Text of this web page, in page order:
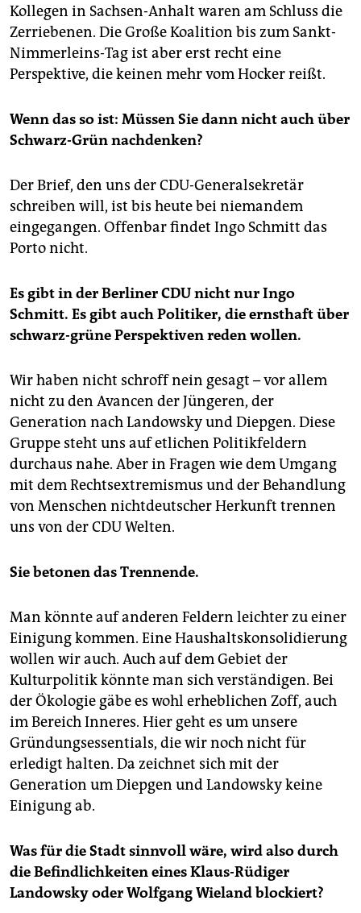
Kollegen in Sachsen-Anhalt waren am Schluss die
Zerriebenen. Die Große Koalition bis zum Sankt-
Nimmerleins-Tag ist aber erst recht eine
Perspektive, die keinen mehr vom Hocker reißt.
Wenn das so ist: Müssen Sie dann nicht auch über
Schwarz-Grün nachdenken?
Der Brief, den uns der CDU-Generalsekretär
schreiben will, ist bis heute bei niemandem
eingegangen. Offenbar findet Ingo Schmitt das
Porto nicht.
Es gibt in der Berliner CDU nicht nur Ingo
Schmitt. Es gibt auch Politiker, die ernsthaft über
schwarz-grüne Perspektiven reden wollen.
Wir haben nicht schroff nein gesagt – vor allem
nicht zu den Avancen der Jüngeren, der
Generation nach Landowsky und Diepgen. Diese
Gruppe steht uns auf etlichen Politikfeldern
durchaus nahe. Aber in Fragen wie dem Umgang
mit dem Rechtsextremismus und der Behandlung
von Menschen nichtdeutscher Herkunft trennen
uns von der CDU Welten.
Sie betonen das Trennende.
Man könnte auf anderen Feldern leichter zu einer
Einigung kommen. Eine Haushaltskonsolidierung
wollen wir auch. Auch auf dem Gebiet der
Kulturpolitik könnte man sich verständigen. Bei
der Ökologie gäbe es wohl erheblichen Zoff, auch
im Bereich Inneres. Hier geht es um unsere
Gründungsessentials, die wir noch nicht für
erledigt halten. Da zeichnet sich mit der
Generation um Diepgen und Landowsky keine
Einigung ab.
Was für die Stadt sinnvoll wäre, wird also durch
die Befindlichkeiten eines Klaus-Rüdiger
Landowsky oder Wolfgang Wieland blockiert?